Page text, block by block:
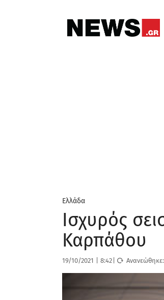
Ελλάδα
Ισχυρός
Καρπάθου
19/10/2021 8:42